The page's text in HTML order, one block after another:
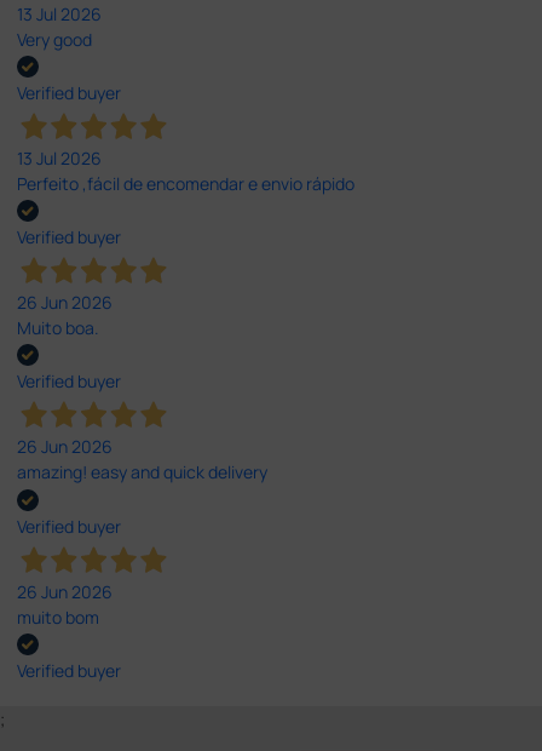
13 Jul 2026
Very good
Verified buyer
13 Jul 2026
Perfeito ,fácil de encomendar e envio rápido
Verified buyer
26 Jun 2026
Muito boa.
Verified buyer
26 Jun 2026
amazing! easy and quick delivery
Verified buyer
26 Jun 2026
muito bom
Verified buyer
;